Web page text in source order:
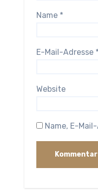
Name *
E-Mail-Adresse *
Website
Name, E-